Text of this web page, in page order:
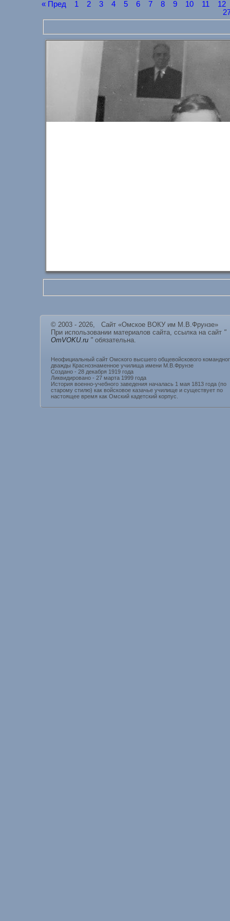
« Пред 1 2 3 4 5 6 7 8 9 10 11
12
© 2003 - 2026, Сайт «Омское ВОКУ им М.В.Фрунзе»
При использовании материалов сайта, ссылка на сайт "
OmVOKU.ru " обязательна.
Неофициальный сайт Омского высшего общевойскового
дважды Краснознаменное училища имени М.В.Фрунзе
Создано - 28 декабря 1919 года
Ликвидировано - 27 марта 1999 года
История военно-учебного заведения началась 1 мая 1813 года (по
старому стилю) как войсковое казачье училище и существует по
настоящее время как Омский кадетский корпус.